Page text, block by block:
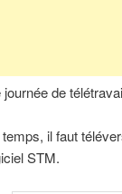
de
il faut
STM.